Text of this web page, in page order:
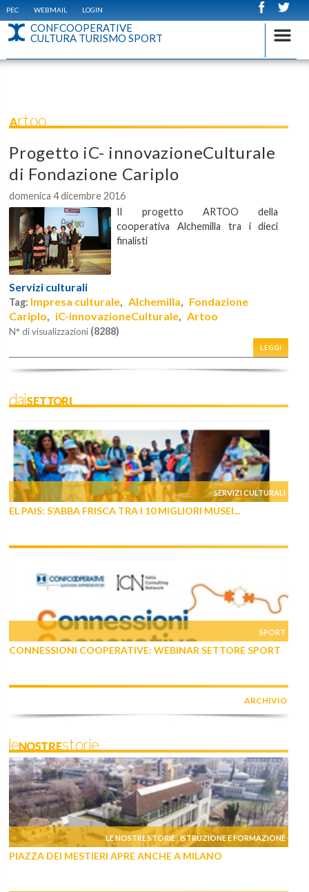
PEC WEBMAIL LOGIN
CONFCOOPERATIVE
CULTURA TURISMO SPORT
Artoo
Progetto iC- innovazioneCulturale
di Fondazione Cariplo
domenica 4 dicembre 2016
Il progetto ARTOO della
cooperativa Alchemilla tra i dieci
finalisti
Servizi culturali
Tag: Impresa culturale,Alchemilla, Fondazione
Cariplo, iC-innovazioneCulturale,Artoo
N° di visualizzazioni (8288)
LEGGI
daiSETTORI
SERVIZI CULTURALI
EL PAIS: S’ABBA FRISCA TRA I 10 MIGLIORI MUSEI...
SPORT
CONNESSIONI COOPERATIVE: WEBINAR SETTORE SPORT
ARCHIVIO
leNOSTREstorie
LE NOSTRE STORIE , ISTRUZIONE E FORMAZIONE
PIAZZA DEI MESTIERI APRE ANCHE A MILANO